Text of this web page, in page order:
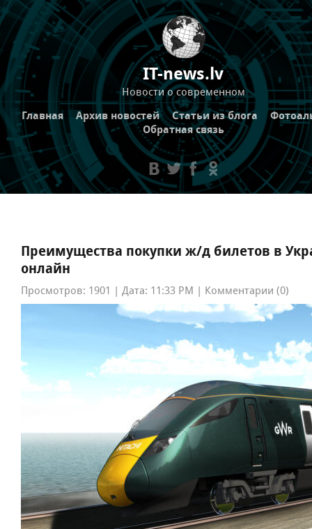
IT-news.lv
Новости о современном
Главная Архив новостей Статьи из блога
Обратная связь
Преимущества покупки ж/д билетов в
онлайн
Просмотров: 1901 | Дата: 11:33 PM | Комментарии (0)